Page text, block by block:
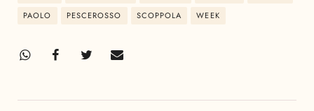
PAOLO
PESCEROSSO SCOPPOLA WEEK